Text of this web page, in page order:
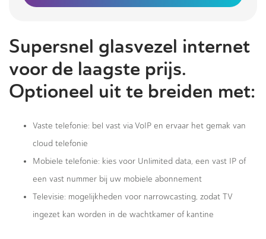
Supersnel glasvezel internet
voor de laagste prijs.
Optioneel uit te breiden met:
Vaste telefonie: bel vast via VoIP en ervaar het gemak van
cloud telefonie
Mobiele telefonie: kies voor Unlimited data, een vast IP of
een vast nummer bij uw mobiele abonnement
Televisie: mogelijkheden voor narrowcasting, zodat TV
ingezet kan worden in de wachtkamer of kantine